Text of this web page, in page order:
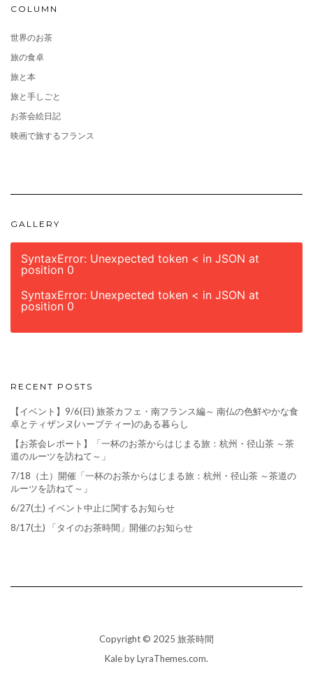
COLUMN
世界のお茶
旅の食卓
旅と本
旅と手しごと
お茶会絵日記
映画で旅するフランス
GALLERY
SyntaxError: Unexpected token < in JSON at
position 0
SyntaxError: Unexpected token < in JSON at
position 0
RECENT POSTS
【イベント】9/6(日) 旅茶カフェ・南フランス編～ 南仏の色鮮やかな食
卓とティザンヌ(ハーブティー)のある暮らし
【お茶会レポート】「一杯のお茶からはじまる旅：杭州・径山茶 ～茶
道のルーツを訪ねて～」
7/18（土）開催「一杯のお茶からはじまる旅：杭州・径山茶 ～茶道の
ルーツを訪ねて～」
6/27(土) イベント中止に関するお知らせ
8/17(土) 「タイのお茶時間」開催のお知らせ
Copyright © 2025 旅茶時間
Kaleby LyraThemes.com.